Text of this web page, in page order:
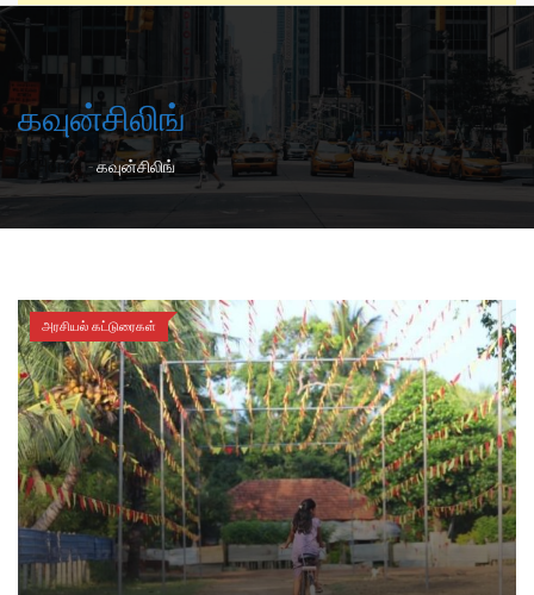
கவுன்சிலிங்
Home-கவுன்சிலிங்
அரசியல் கட்டுரைகள்